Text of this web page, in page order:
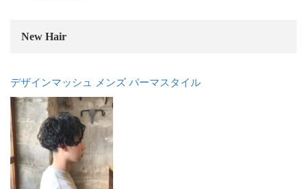
New Hair
デザインマッシュ メンズ パーマスタイル